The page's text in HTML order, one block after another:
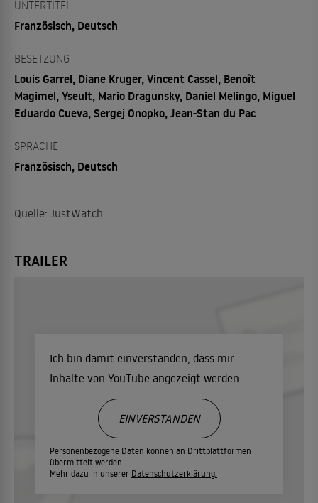
UNTERTITEL
Französisch, Deutsch
BESETZUNG
Louis Garrel, Diane Kruger, Vincent Cassel, Benoît
Magimel, Yseult, Mario Dragunsky, Daniel Melingo, Miguel
Eduardo Cueva, Sergej Onopko, Jean-Stan du Pac
SPRACHE
Französisch, Deutsch
Quelle: JustWatch
TRAILER
Ich bin damit einverstanden, dass mir
Inhalte von YouTube angezeigt werden.
Personenbezogene Daten können an Drittplattformen
übermittelt werden.
Mehr dazu in unserer Datenschutzerklärung.
EINVERSTANDEN